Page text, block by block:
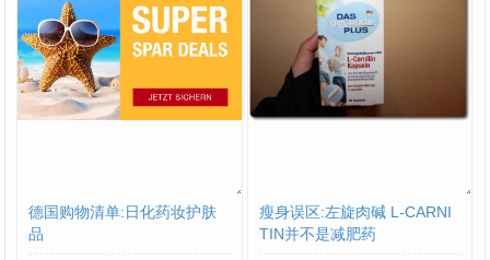
德国购物清单:日化药妆护肤
品
瘦身误区:左旋肉碱 L-CARNI
TIN并不是减肥药